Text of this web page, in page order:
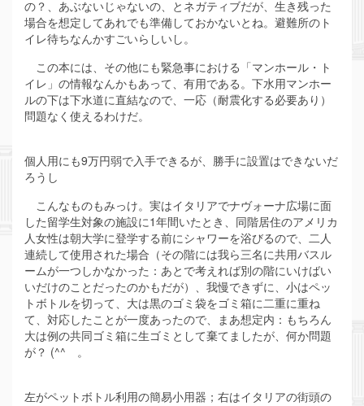
の？、あぶないじゃないの、とネガティブだが、生き残った
場合を想定してあれでも準備しておかないとね。避難所のト
イレ待ちなんかすごいらしいし。
この本には、その他にも緊急事における「マンホール・ト
イレ」の情報なんかもあって、有用である。下水用マンホー
ルの下は下水道に直結なので、一応（耐震化する必要あり）
問題なく使えるわけだ。
個人用にも9万円弱で入手できるが、勝手に設置はできないだ
ろうし
こんなものもみっけ。実はイタリアでナヴォーナ広場に面
した留学生対象の施設に1年間いたとき、同階居住のアメリカ
人女性は朝大学に登学する前にシャワーを浴びるので、二人
連続して使用された場合（その階には我ら三名に共用バスル
ームが一つしかなかった：あとで考えれば別の階にいけばい
いだけのことだったのかもだが）、我慢できずに、小はペッ
トボトルを切って、大は黒のゴミ袋をゴミ箱に二重に重ね
て、対応したことが一度あったので、まあ想定内：もちろん
大は例の共同ゴミ箱に生ゴミとして棄てましたが、何か問題
が？ (^^ゞ。
左がペットボトル利用の簡易小用器；右はイタリアの街頭の